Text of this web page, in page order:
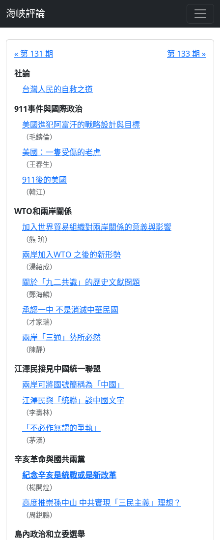
海峽評論
« 第 131 期
第 133 期 »
社論
台灣人民的自救之道
911事件與國際政治
美國進犯阿富汗的戰略設計與目標
（毛鑄倫）
美國：一隻受傷的老虎
（王春生）
911後的美國
（韓江）
WTO和兩岸關係
加入世界貿易組織對兩岸關係的意義與影響
（熊 玠）
兩岸加入WTO 之後的新形勢
（湯紹成）
關於「九二共識」的歷史文獻問題
（鄭海麟）
承認一中 不是消滅中華民國
（才家瑞）
兩岸「三通」勢所必然
（陳靜）
江澤民接見中國統一聯盟
兩岸可將國號簡稱為「中國」
江澤民與「統聯」談中國文字
（李壽林）
「不必作無謂的爭執」
（茅漢）
辛亥革命與國共兩黨
紀念辛亥是統戰或是新改革
（楊開煌）
高度推崇孫中山 中共實現「三民主義」理想？
（周銳鵬）
島內政治和立委選舉